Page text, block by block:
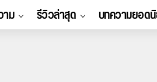
ม รีวิวล่าสุด บทความยอด